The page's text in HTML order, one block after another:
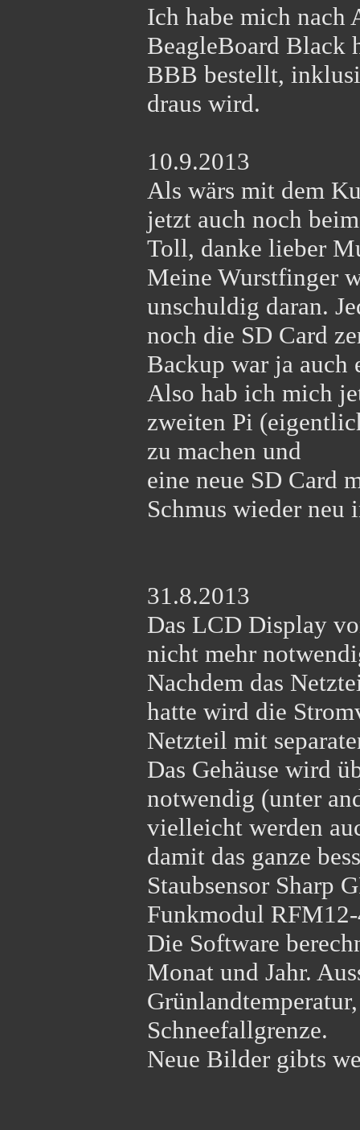
Ich habe mich nach
BeagleBoard Black
BBB bestellt,
draus wird.
10.9.2013
Als wärs mit dem
jetzt auch noch
Toll, danke lieber
Meine Wurstfinger
unschuldig daran.
noch die SD Card
Backup war ja auch
Also hab ich mich
zweiten Pi
zu machen und
eine neue SD Card
Schmus wieder neu
31.8.2013
Das LCD Display
nicht mehr
Nachdem das
hatte wird die
Netzteil mit
Das Gehäuse wird
notwendig (unter
vielleicht werden
damit das ganze
Staubsensor Sharp
Funkmodul
Die Software
Monat und Jahr.
Schneefallgrenze.
Neue Bilder gibts